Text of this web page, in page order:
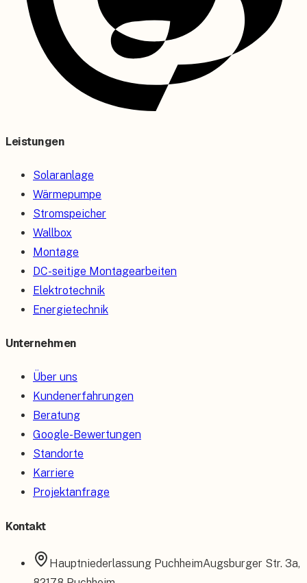
Leistungen
Solaranlage
Wärmepumpe
Stromspeicher
Wallbox
Montage
DC-seitige Montagearbeiten
Elektrotechnik
Energietechnik
Unternehmen
Über uns
Kundenerfahrungen
Beratung
Google-Bewertungen
Standorte
Karriere
Projektanfrage
Kontakt
Hauptniederlassung PuchheimAugsburger Str. 3a,